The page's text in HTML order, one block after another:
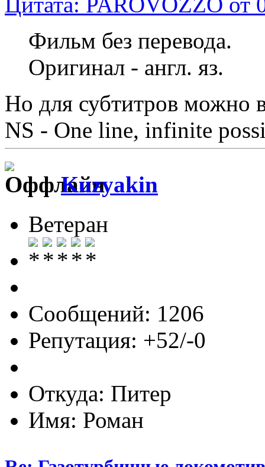
Фильм без перевода.
Оригинал - англ. яз.
Но для субтитров можно
NS - One line, infinite
Kuzyakin
Ветеран
Сообщений: 1206
Репутация: +52/-0
Откуда: Питер
Имя: Роман